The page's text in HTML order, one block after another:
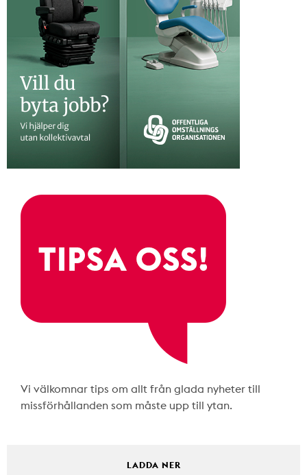
Vi välkomnar tips om allt från glada nyheter till
missförhållanden som måste upp till ytan.
LADDA NER